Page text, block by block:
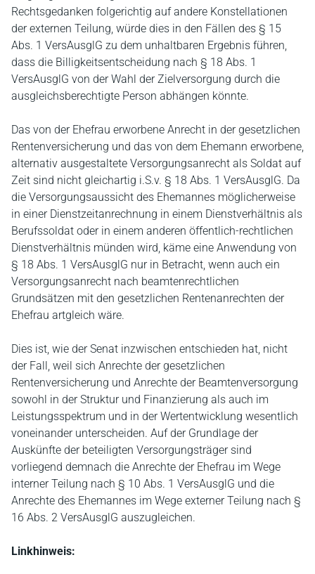
Rechtsgedanken folgerichtig auf andere Konstellationen
der externen Teilung, würde dies in den Fällen des § 15
Abs. 1 VersAusglG zu dem unhaltbaren Ergebnis führen,
dass die Billigkeitsentscheidung nach § 18 Abs. 1
VersAusglG von der Wahl der Zielversorgung durch die
ausgleichsberechtigte Person abhängen könnte.
Das von der Ehefrau erworbene Anrecht in der gesetzlichen
Rentenversicherung und das von dem Ehemann erworbene,
alternativ ausgestaltete Versorgungsanrecht als Soldat auf
Zeit sind nicht gleichartig i.S.v. § 18 Abs. 1 VersAusglG. Da
die Versorgungsaussicht des Ehemannes möglicherweise
in einer Dienstzeitanrechnung in einem Dienstverhältnis als
Berufssoldat oder in einem anderen öffentlich-rechtlichen
Dienstverhältnis münden wird, käme eine Anwendung von
§ 18 Abs. 1 VersAusglG nur in Betracht, wenn auch ein
Versorgungsanrecht nach beamtenrechtlichen
Grundsätzen mit den gesetzlichen Rentenanrechten der
Ehefrau artgleich wäre.
Dies ist, wie der Senat inzwischen entschieden hat, nicht
der Fall, weil sich Anrechte der gesetzlichen
Rentenversicherung und Anrechte der Beamtenversorgung
sowohl in der Struktur und Finanzierung als auch im
Leistungsspektrum und in der Wertentwicklung wesentlich
voneinander unterscheiden. Auf der Grundlage der
Auskünfte der beteiligten Versorgungsträger sind
vorliegend demnach die Anrechte der Ehefrau im Wege
interner Teilung nach § 10 Abs. 1 VersAusglG und die
Anrechte des Ehemannes im Wege externer Teilung nach §
16 Abs. 2 VersAusglG auszugleichen.
Linkhinweis: